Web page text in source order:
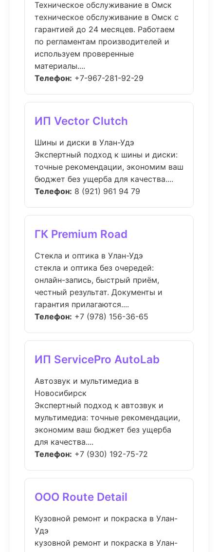
Техническое обслуживание в Омск
техническое обслуживание в Омск с
гарантией до 24 месяцев. Работаем
по регламентам производителей и
используем проверенные
материалы....
Телефон: +7-967-281-92-29
ИП Vector Clutch
Шины и диски в Улан-Удэ
Экспертный подход к шины и диски:
точные рекомендации, экономим ваш
бюджет без ущерба для качества....
Телефон: 8 (921) 961 94 79
ГК Premium Road
Стекла и оптика в Улан-Удэ
стекла и оптика без очередей:
онлайн-запись, быстрый приём,
честный результат. Документы и
гарантия прилагаются....
Телефон: +7 (978) 156-36-65
ИП ServicePro AutoLab
Автозвук и мультимедиа в
Новосибирск
Экспертный подход к автозвук и
мультимедиа: точные рекомендации,
экономим ваш бюджет без ущерба
для качества....
Телефон: +7 (930) 192-75-72
ООО Route Detail
Кузовной ремонт и покраска в Улан-
Удэ
кузовной ремонт и покраска в Улан-